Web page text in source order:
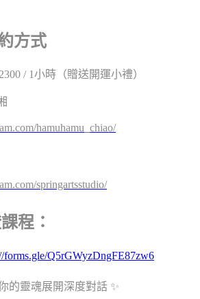
方式
/ 1小時（贈送開運小禮）
hamuhamu_chiao/
springartsstudio/
程：
forms.gle/Q5rGWyzDngFE87zw6
的靈魂展開深度對話 ✨